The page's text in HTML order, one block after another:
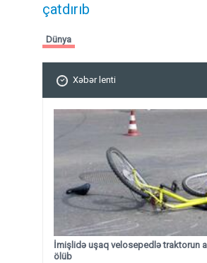
çatdırıb
Dünya
Xəbər lenti
İmişlidə uşaq velosepedlə traktorun
ölüb